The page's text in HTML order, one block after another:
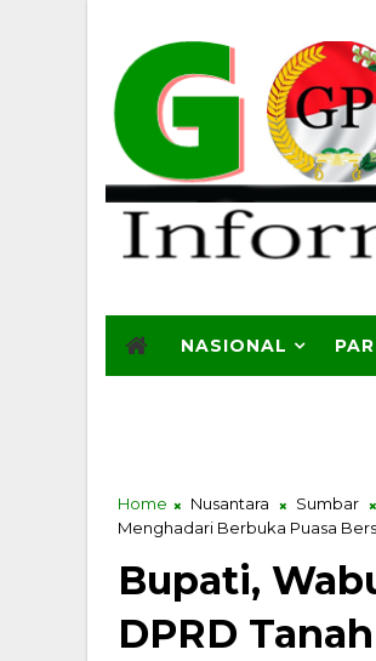
NASIONAL
Home Nusantara Sumbar
Menghadari Berbuka Puasa
Bupati,
DPRD